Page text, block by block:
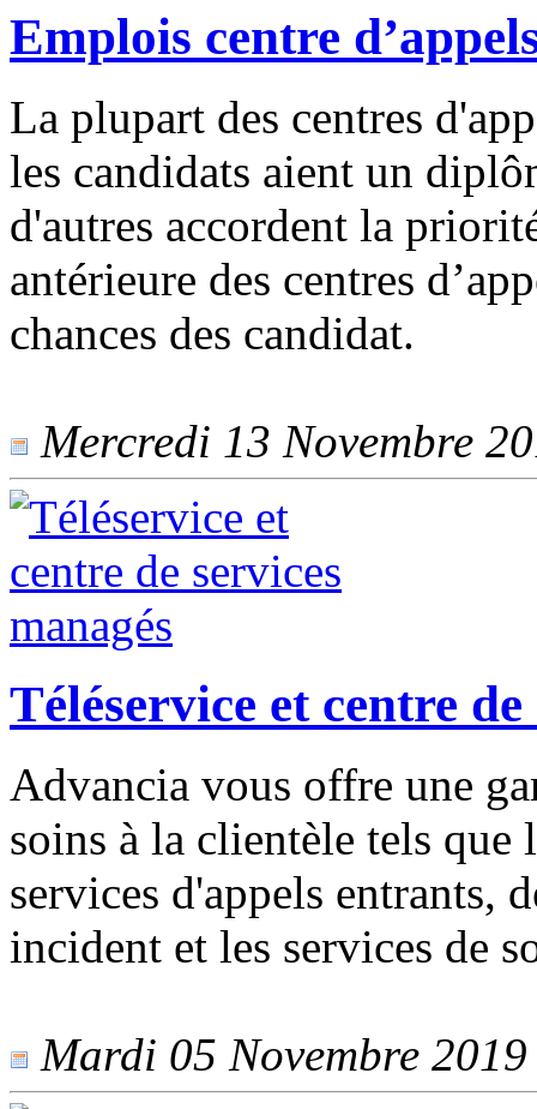
Emplois centre
La plupart des centres
les candidats aient un
d'autres accordent la
antérieure des centres
chances des candidat.
Mercredi 13 Novembre
Téléservice et centre
Advancia vous offre une
soins à la clientèle tels que
services d'appels entrants,
incident et les services de
Mardi 05 Novembre